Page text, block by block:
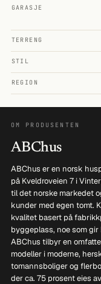
GARASJE
TERRENG
STIL
REGION
OM PRODUSENTEN
ABChus
ABChus er en norsk
på Kveldroveien 7 i
til det norske markedet
kunder med egen tomt.
kvalitet basert på
byggeplass, noe som
ABChus tilbyr en
modeller i moderne,
tomannsboliger og
der ca. 75 prosent eies